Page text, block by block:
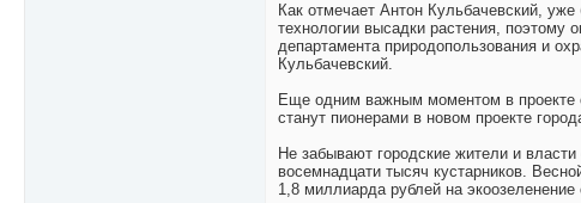
Как отмечает Антон Кульбачевский,
технологии высадки растения,
департамента природопользования и
Кульбачевский.
Еще одним важным моментом в проекте
станут пионерами в новом проекте
Не забывают городские жители и
восемнадцати тысяч кустарников.
1,8 миллиарда рублей на экоозеленение